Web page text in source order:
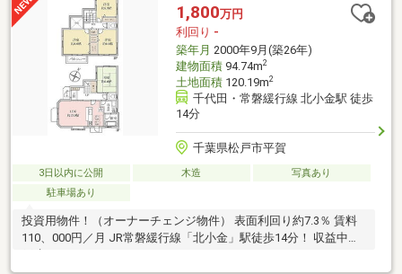
1,800万円
利回り -
築年月 2000年9月(築26年)
建物面積94.74m2
土地面積120.19m2
千代田・常磐緩行線 北小金駅 徒歩
14分
千葉県松戸市平賀
3日以内に公開 木造
写真あり
駐車場あり
投資用物件！（オーナーチェンジ物件） 表面利回り約7.3％ 賃料
110、000円／月 JR常磐緩行線「北小金」駅徒歩14分！ 収益中古